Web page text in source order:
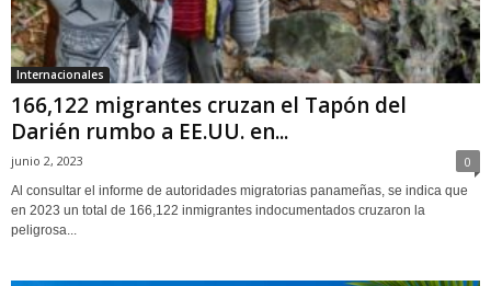
Internacionales
166,122 migrantes cruzan el Tapón del
Darién rumbo a EE.UU. en...
junio 2, 2023 0
Al consultar el informe de autoridades migratorias panameñas, se indica que
en 2023 un total de 166,122 inmigrantes indocumentados cruzaron la
peligrosa...